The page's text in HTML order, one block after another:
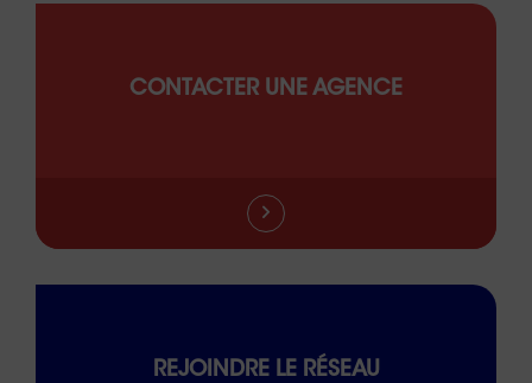
CONTACTER UNE AGENCE
REJOINDRE LE RÉSEAU